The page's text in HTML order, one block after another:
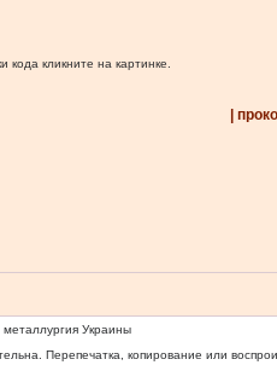
кликните на картинке.
|
Украины
Перепечатка, копирование или